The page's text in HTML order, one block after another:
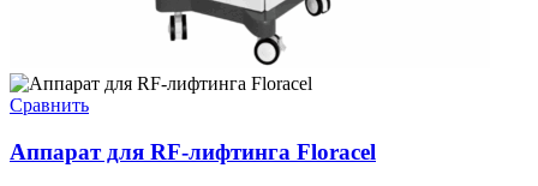
Сравнить
Аппарат для RF-лифтинга Flоrасеl